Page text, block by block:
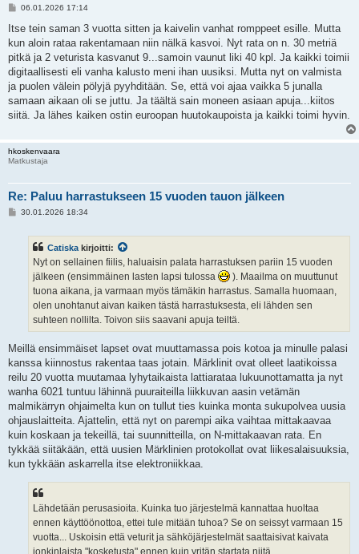
V
e
t
i
06.01.2026 17:14
Itse tein saman 3 vuotta sitten ja kaivelin vanhat romppeet esille. Mutta
kun aloin rataa rakentamaan niin nälkä kasvoi. Nyt rata on n. 30 metriä
pitkä ja 2 veturista kasvanut 9...samoin vaunut liki 40 kpl. Ja kaikki toimii
digitaallisesti eli vanha kalusto meni ihan uusiksi. Mutta nyt on valmista
ja puolen välein pölyjä pyyhditään. Se, että voi ajaa vaikka 5 junalla
samaan aikaan oli se juttu. Ja täältä sain moneen asiaan apuja...kiitos
siitä. Ja lähes kaiken ostin euroopan huutokaupoista ja kaikki toimi hyvin.
hkoskenvaara
Matkustaja
Re: Paluu harrastukseen 15 vuoden tauon jälkeen
V30.01.2026 18:34
Catiska kirjoitti:
Nyt on sellainen fiilis, haluaisin palata harrastuksen pariin 15 vuoden
jälkeen (ensimmäinen lasten lapsi tulossa
). Maailma on muuttunut
tuona aikana, ja varmaan myös tämäkin harrastus. Samalla huomaan,
olen unohtanut aivan kaiken tästä harrastuksesta, eli lähden sen
suhteen nollilta. Toivon siis saavani apuja teiltä.
Meillä ensimmäiset lapset ovat muuttamassa pois kotoa ja minulle palasi
kanssa kiinnostus rakentaa taas jotain. Märklinit ovat olleet laatikoissa
reilu 20 vuotta muutamaa lyhytaikaista lattiarataa lukuunottamatta ja nyt
wanha 6021 tuntuu lähinnä puuraiteilla liikkuvan aasin vetämän
malmikärryn ohjaimelta kun on tullut ties kuinka monta sukupolvea uusia
ohjauslaitteita. Ajattelin, että nyt on parempi aika vaihtaa mittakaavaa
kuin koskaan ja tekeillä, tai suunnitteilla, on N-mittakaavan rata. En
tykkää siitäkään, että uusien Märklinien protokollat ovat liikesalaisuuksia,
kun tykkään askarrella itse elektroniikkaa.
Lähdetään perusasioita. Kuinka tuo järjestelmä kannattaa huoltaa
ennen käyttöönottoa, ettei tule mitään tuhoa? Se on seissyt varmaan 15
vuotta... Uskoisin että veturit ja sähköjärjestelmät saattaisivat kaivata
jonkinlaista "kosketusta" ennen kuin yritän startata niitä.